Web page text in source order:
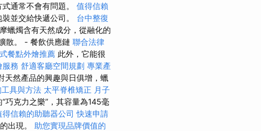
通常不會有問題。 值得信賴
並交給快遞公司。 台中整復
蠟燭含有天然成分，從融化的
散。 - 餐飲供應鏈 聯合法律
餐點外燴推薦 此外，它能很
服務 舒適客廳空間規劃 專業產
天然產品的興趣與日俱增，蠟
工具與方法 太平脊椎矯正 月子
巧克力之樂”，其容量為145毫
得信賴的助聽器公司 快速申請
出現。 助您實現品牌價值的